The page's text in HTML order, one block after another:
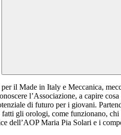
il Made in Italy e Meccanica,
l’Associazione, a capire
di futuro per i giovani.
gli orologi, come funzionano,
dell’AOP Maria Pia Solari e i